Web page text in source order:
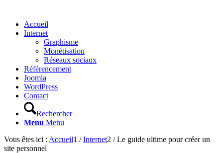
Accueil
Internet
Graphisme
Monétisation
Réseaux sociaux
Référencement
Joomla
WordPress
Contact
Rechercher
Menu Menu
Vous êtes ici : Accueil1 / Internet2 / Le guide ultime pour créer un
site personnel